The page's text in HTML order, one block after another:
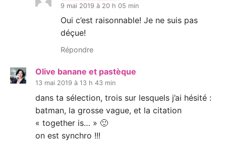
9 mai 2019 à 20 h 05 min
Oui c’est raisonnable! Je ne suis pas
déçue!
Répondre
Olive banane et pastèque
13 mai 2019 à 13 h 43 min
dans ta sélection, trois sur lesquels j’ai hésité :
batman, la grosse vague, et la citation
« together is… » 🙂
on est synchro !!!